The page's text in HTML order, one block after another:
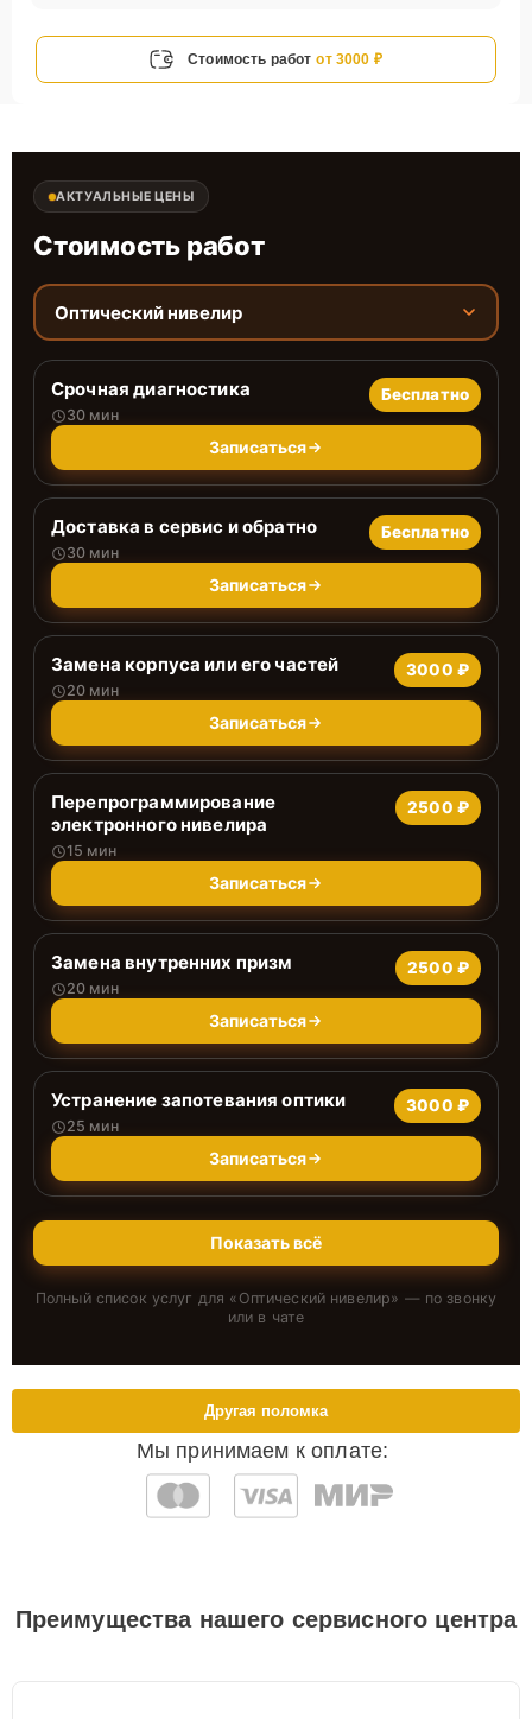
Стоимость работ от 3000 ₽
АКТУАЛЬНЫЕ ЦЕНЫ
Стоимость работ
Оптический нивелир
Срочная диагностика
30 мин
Бесплатно
Записаться
Доставка в сервис и обратно
30 мин
Бесплатно
Записаться
Замена корпуса или его частей
20 мин
3000 ₽
Записаться
Перепрограммирование
электронного нивелира
15 мин
2500 ₽
Записаться
Замена внутренних призм
20 мин
2500 ₽
Записаться
Устранение запотевания оптики
25 мин
3000 ₽
Записаться
Показать всё
Полный список услуг для « Оптический нивелир» — по звонку
или в чате
Мы принимаем к оплате:
Другая поломка
Преимущества нашего сервисного центра